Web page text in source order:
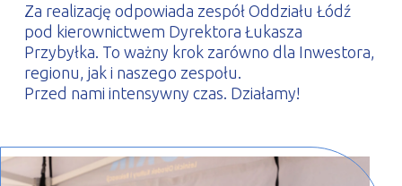
Za realizację odpowiada zespół Oddziału Łódź
pod kierownictwem Dyrektora Łukasza
Przybyłka. To ważny krok zarówno dla Inwestora,
regionu, jak i naszego zespołu.
Przed nami intensywny czas. Działamy!